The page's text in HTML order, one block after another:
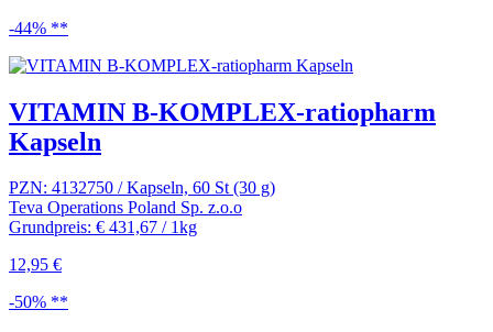
-44% **
VITAMIN B-KOMPLEX-ratiopharm
Kapseln
PZN: 4132750 / Kapseln, 60 St (30 g)
Teva Operations Poland Sp. z.o.o
Grundpreis: € 431,67 / 1kg
12,95 €
-50% **